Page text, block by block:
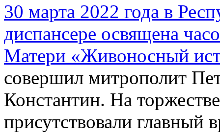
30 марта 2022 года в
диспансере освящена
Матери «Живоносный
совершил митрополит
Константин. На
присутствовали главный